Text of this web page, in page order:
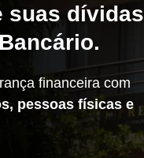
suas dívidas
financeira com
pessoas físicas e